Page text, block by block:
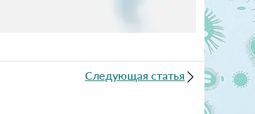
Следующая статья